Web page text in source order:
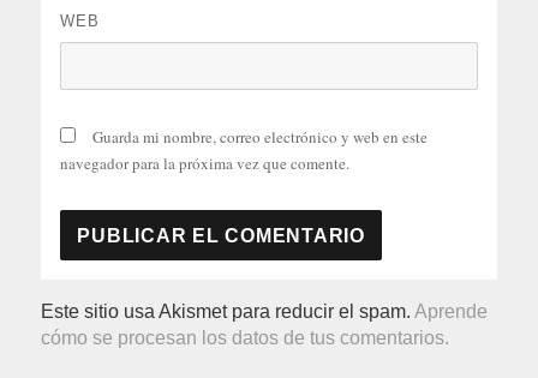
WEB
Guarda mi nombre, correo electrónico y web en este
navegador para la próxima vez que comente.
Este sitio usa Akismet para reducir el spam.Aprende
cómo se procesan los datos de tus comentarios.